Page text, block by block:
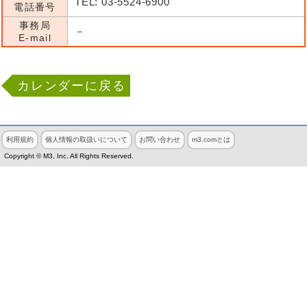
電話番号
事務局
E-mail
－
カレンダーに戻る
利用規約 個人情報の取扱いについて お問い合わせ m3.comとは
Copyright © M3, Inc. All Rights Reserved.